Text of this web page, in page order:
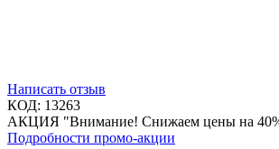
Написать отзыв
КОД: 13263
АКЦИЯ "Внимание! Снижаем цены на
Подробности промо-акции